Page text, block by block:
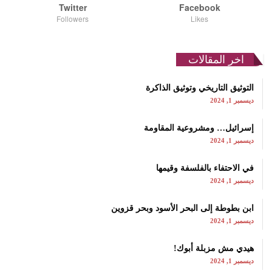
Facebook
Likes
Twitter
Followers
اخر المقالات
التوثيق التاريخي وتوثيق الذاكرة
ديسمبر 1, 2024
إسرائيل… ومشروعية المقاومة
ديسمبر 1, 2024
في الاحتفاء بالفلسفة وقيمها
ديسمبر 1, 2024
ابن بطوطة إلى البحر الأسود وبحر قزوين
ديسمبر 1, 2024
هيدي مش مزبلة أبوك!
ديسمبر 1, 2024